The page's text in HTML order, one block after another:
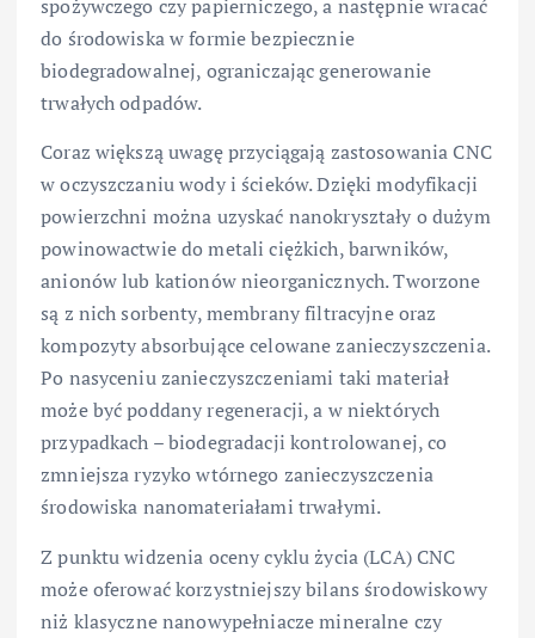
spożywczego czy papierniczego, a następnie wracać
do środowiska w formie bezpiecznie
biodegradowalnej, ograniczając generowanie
trwałych odpadów.
Coraz większą uwagę przyciągają zastosowania CNC
w oczyszczaniu wody i ścieków. Dzięki modyfikacji
powierzchni można uzyskać nanokryształy o dużym
powinowactwie do metali ciężkich, barwników,
anionów lub kationów nieorganicznych. Tworzone
są z nich sorbenty, membrany filtracyjne oraz
kompozyty absorbujące celowane zanieczyszczenia.
Po nasyceniu zanieczyszczeniami taki materiał
może być poddany regeneracji, a w niektórych
przypadkach – biodegradacji kontrolowanej, co
zmniejsza ryzyko wtórnego zanieczyszczenia
środowiska nanomateriałami trwałymi.
Z punktu widzenia oceny cyklu życia (LCA) CNC
może oferować korzystniejszy bilans środowiskowy
niż klasyczne nanowypełniacze mineralne czy